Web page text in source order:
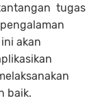
tugas
akan
baik.